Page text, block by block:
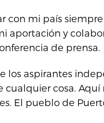
con mi país
aportación y
de prensa.
los aspirantes
cosa. Aquí
El pueblo de